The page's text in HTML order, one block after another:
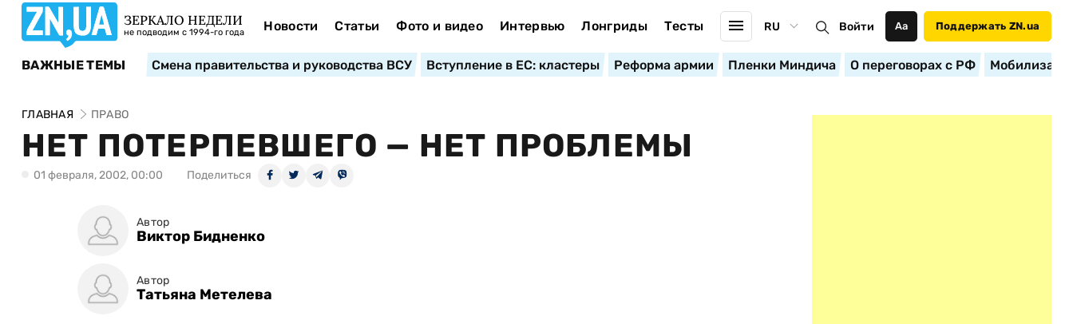
ЗЕРКАЛО НЕДЕЛИ
не подводим с 1994-го года Новости Статьи Фото и видео Интервью Лонгриды Тесты RU Войти Аа Поддержать ZN.ua
ВАЖНЫЕ ТЕМЫ Смена правительства и руководства ВСУ Вступление в ЕС: кластеры Реформа армии Пленки Миндича О переговорах с РФ
ГЛАВНАЯ ПРАВО
НЕТ ПОТЕРПЕВШЕГО — НЕТ ПРОБЛЕМЫ
01 февраля, 2002, 00:00 Поделиться
Автор
Виктор Бидненко
Автор
Татьяна Метелева